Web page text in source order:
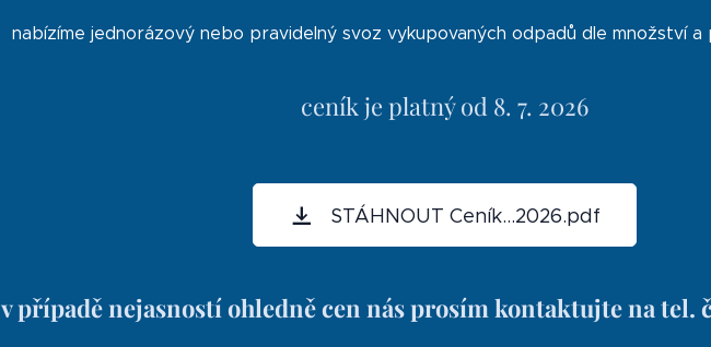
nabízíme jednorázový nebo pravidelný svoz vykupovaných odpadů dle množství a
ceník je platný od 8. 7. 2026
STÁHNOUT Ceník...2026.pdf
v případě nejasností ohledně cen nás prosím kontaktujte na tel.